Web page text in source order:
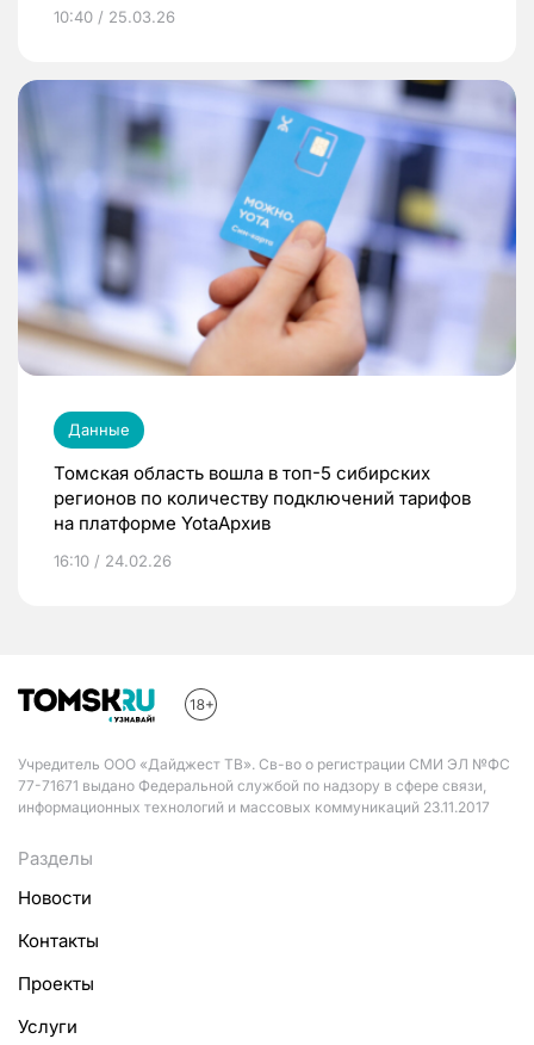
10:40 / 25.03.26
Данные
Томская область вошла в топ-5 сибирских
регионов по количеству подключений тарифов
на платформе YotaАрхив
16:10 / 24.02.26
Учредитель ООО «Дайджест ТВ». Св-во о регистрации СМИ ЭЛ №ФС
77-71671 выдано Федеральной службой по надзору в сфере связи,
информационных технологий и массовых коммуникаций 23.11.2017
Разделы
Новости
Контакты
Проекты
Услуги